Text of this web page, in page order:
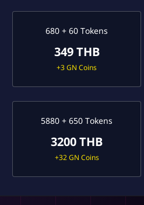
680 + 60 Tokens
349 THB
+3 GN Coins
5880 + 650 Tokens
3200 THB
+32 GN Coins